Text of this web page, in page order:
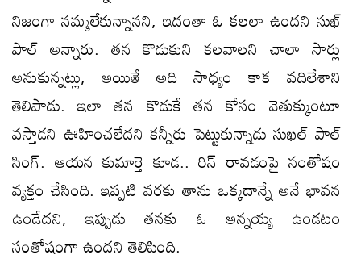
నిజంగా నమ్మలేకున్నానని, ఇదంతా ఓ కలలా ఉందని సుఖ్
పాల్ అన్నారు. తన కొడుకుని కలవాలని చాలా సార్లు
అనుకున్నట్లు, అయితే అది సాధ్యం కాక వదిలేశాని
తెలిపాడు. ఇలా తన కొడుకే తన కోసం వెతుక్కుంటూ
వస్తాడని ఊహించలేదని కన్నీరు పెట్టుకున్నాడు సుఖల్ పాల్
సింగ్. ఆయన కుమార్తె కూడ.. రిన్ రావడంపై సంతోషం
వ్యక్తం చేసింది. ఇప్పటి వరకు తాను ఒక్కదాన్నే అనే భావన
ఉండేదని, ఇప్పుడు తనకు ఓ అన్నయ్య ఉండటం
సంతోషంగా ఉందని తెలిపింది.